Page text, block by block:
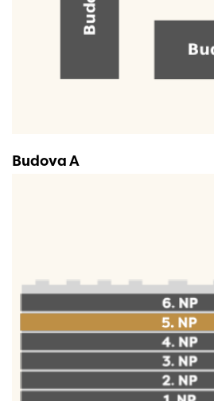
Budova A